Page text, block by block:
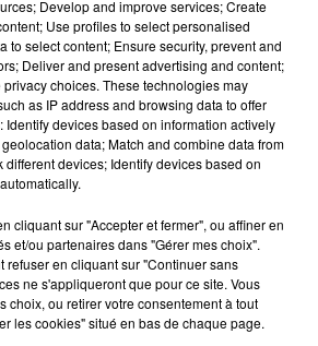
augmentation de 92 000 € pour
Pour y faire face, la municipalité a
investissements et de ne pas
sur les contribuables, en
taxes communales et en
niveau que l’an dernier lestarifs
scolaire, les accueils périscolaires
des radiateurs ne
les 19ºC dans les
seront même ramenée à 14ºC dans
ville d’Hirsonenvisage aussi de
Develop and improve services; Create
Use profiles to select personalised
to select content; Ensure security, prevent and
Deliver and present advertising and content;
choices. These technologies may
as IP address and browsing data to offer
devices based on information actively
data; Match and combine data from
different devices; Identify devices based on
cliquant sur "Accepter et fermer", ou affiner en
et/ou partenaires dans "Gérer mes choix".
refuser en cliquant sur "Continuer sans
ne s'appliqueront que pour ce site. Vous
choix, ou retirer votre consentement à tout
les cookies" situé en bas de chaque page.